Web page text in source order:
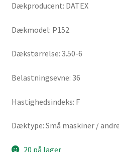
Dækproducent: DATEX
Dækmodel: P152
Dækstørrelse: 3.50-6
Belastningsevne: 36
Hastighedsindeks: F
Dæktype: Små maskiner /
20 på lager